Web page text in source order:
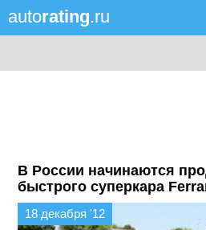
autorating.ru
В России начинаются
быстрого суперкара
18 декабря '12